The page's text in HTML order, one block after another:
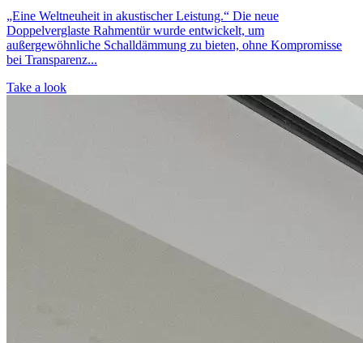
„Eine Weltneuheit in akustischer Leistung.“ Die neue
Doppelverglaste Rahmentür wurde entwickelt, um
außergewöhnliche Schalldämmung zu bieten, ohne Kompromisse
bei Transparenz...
Take a look